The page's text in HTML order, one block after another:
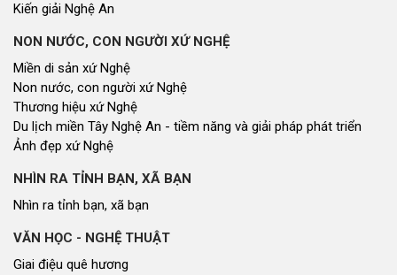
Kiến giải Nghệ An
NON NƯỚC, CON NGƯỜI XỨ NGHỆ
Miền di sản xứ Nghệ
Non nước, con người xứ Nghệ
Thương hiệu xứ Nghệ
Du lịch miền Tây Nghệ An - tiềm năng và giải pháp phát triển
Ảnh đẹp xứ Nghệ
NHÌN RA TỈNH BẠN, XÃ BẠN
Nhìn ra tỉnh bạn, xã bạn
VĂN HỌC - NGHỆ THUẬT
Giai điệu quê hương